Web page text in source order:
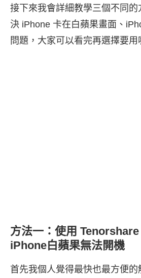
接下來我會詳細教學三個不同
決 iPhone 卡在白蘋果畫面、
問題，大家可以看完再選擇要用
方法一：使用
iPhone白蘋果無法開機
首先我個人覺得最快也最方便